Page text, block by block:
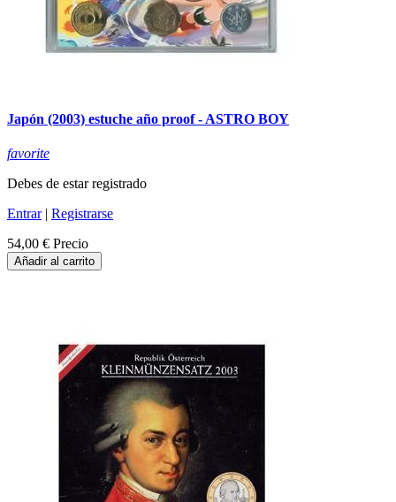
Japón (2003) estuche año proof - ASTRO BOY
favorite
Debes de estar registrado
Entrar| Registrarse
54,00 € Precio
Añadir al carrito